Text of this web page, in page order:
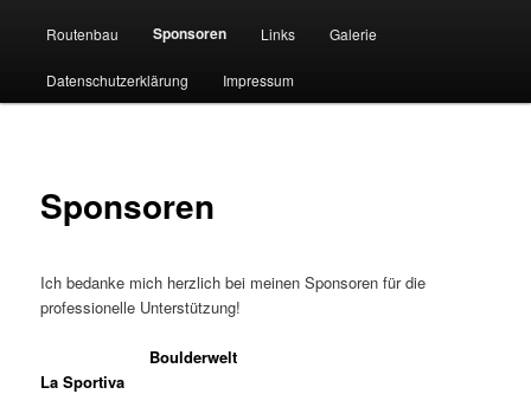
Routenbau Sponsoren Links Galerie
Datenschutzerklärung Impressum
Sponsoren
Ich bedanke mich herzlich bei meinen Sponsoren für die
professionelle Unterstützung!
Boulderwelt
La Sportiva